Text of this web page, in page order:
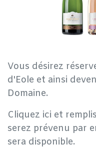
Vous désirez
d'Eole et ainsi
Domaine.
Cliquez ici et
serez prévenu par
sera disponible.